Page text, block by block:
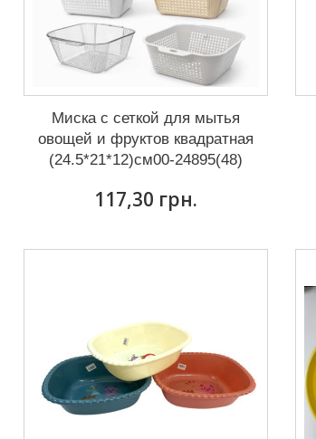
Миска с сеткой для мытья
овощей и фруктов квадратная
(24.5*21*12)см00-24895(48)
117,30 грн.